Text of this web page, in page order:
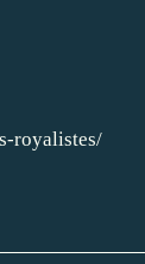
royalistes/